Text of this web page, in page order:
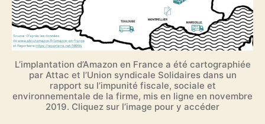
L’implantation d’Amazon en France a été cartographiée
par Attac et l’Union syndicale Solidaires dans un
rapport su l’impunité fiscale, sociale et
environnementale de la firme, mis en ligne en novembre
2019. Cliquez sur l’image pour y accéder